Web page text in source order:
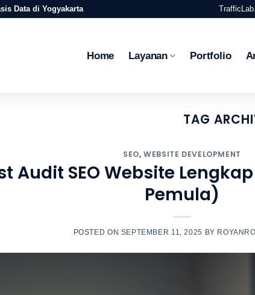
Data di Yogyakarta
Home Layanan Portfolio
TAG
SEO,WEBSITE DEVELOPMENT
Audit SEO Website
Pemula)
POSTED ON SEPTEMBER 11, 2025 BY